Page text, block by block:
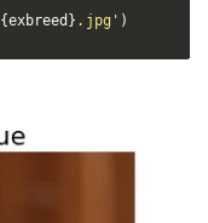
{exbreed } .jpg' )